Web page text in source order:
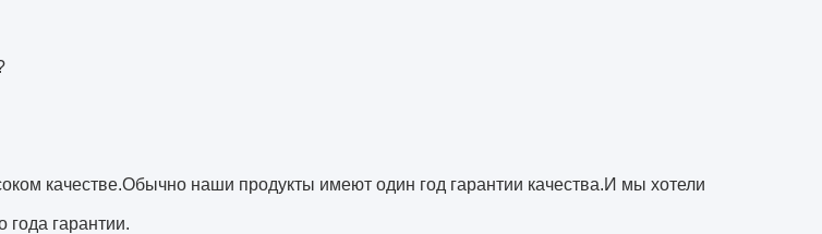
качестве.Обычно наши продукты имеют один год гарантии качества.И мы хотели
года гарантии.